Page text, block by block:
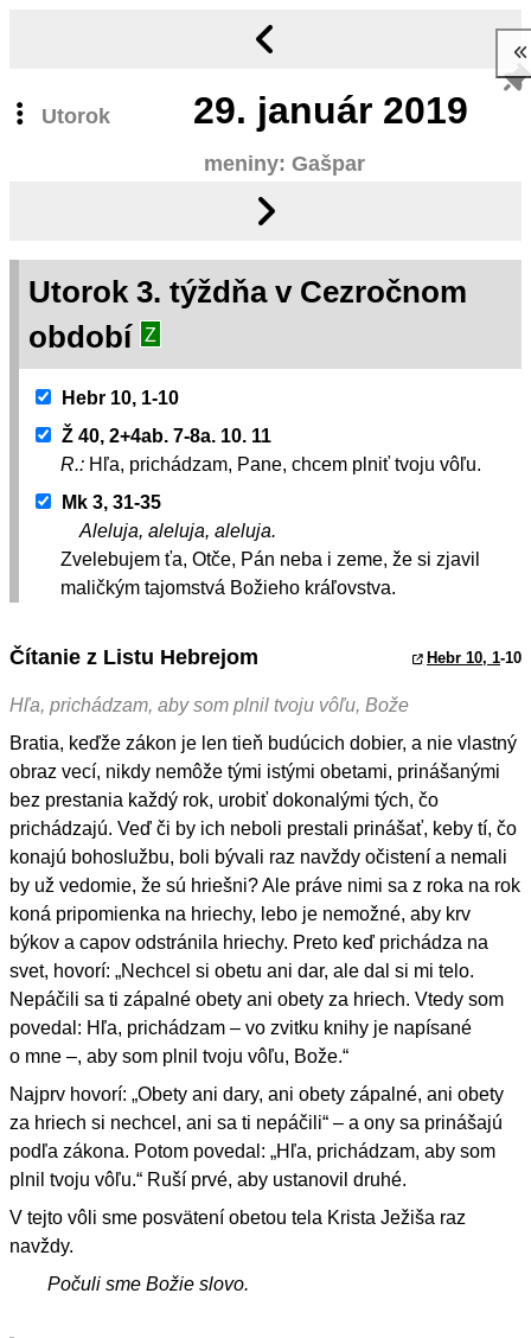
Utorok 29. január 2019
meniny: Gašpar
Utorok 3. týždňa v Cezročnom
období
Z
Hebr 10, 1-10
Ž 40, 2+4ab. 7-8a. 10. 11
R.: Hľa, prichádzam, Pane, chcem plniť tvoju vôľu.
Mk 3, 31-35
Aleluja, aleluja, aleluja.
Zvelebujem ťa, Otče, Pán neba i zeme, že si zjavil
maličkým tajomstvá Božieho kráľovstva.
Čítanie z Listu Hebrejom Hebr 10, 1-10
Hľa, prichádzam, aby som plnil tvoju vôľu, Bože
Bratia, keďže zákon je len tieň budúcich dobier, a nie vlastný
obraz vecí, nikdy nemôže tými istými obetami, prinášanými
bez prestania každý rok, urobiť dokonalými tých, čo
prichádzajú. Veď či by ich neboli prestali prinášať, keby tí, čo
konajú bohoslužbu, boli bývali raz navždy očistení a nemali
by už vedomie, že sú hriešni? Ale práve nimi sa z roka na rok
koná pripomienka na hriechy, lebo je nemožné, aby krv
býkov a capov odstránila hriechy. Preto keď prichádza na
svet, hovorí: „Nechcel si obetu ani dar, ale dal si mi telo.
Nepáčili sa ti zápalné obety ani obety za hriech. Vtedy som
povedal: Hľa, prichádzam – vo zvitku knihy je napísané
o mne –, aby som plnil tvoju vôľu, Bože.“
Najprv hovorí: „Obety ani dary, ani obety zápalné, ani obety
za hriech si nechcel, ani sa ti nepáčili“ – a ony sa prinášajú
podľa zákona. Potom povedal: „Hľa, prichádzam, aby som
plnil tvoju vôľu.“ Ruší prvé, aby ustanovil druhé.
V tejto vôli sme posvätení obetou tela Krista Ježiša raz
navždy.
Počuli sme Božie slovo.